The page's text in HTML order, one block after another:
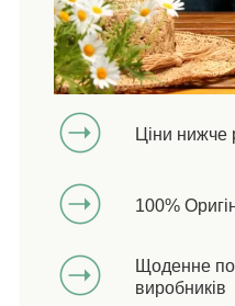
Ціни нижче
100%
Щоденне
виробників